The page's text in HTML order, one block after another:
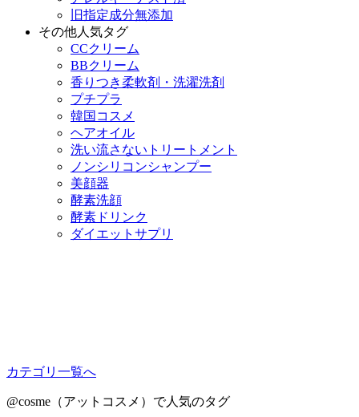
旧指定成分無添加
その他人気タグ
CCクリーム
BBクリーム
香りつき柔軟剤・洗濯洗剤
プチプラ
韓国コスメ
ヘアオイル
洗い流さないトリートメント
ノンシリコンシャンプー
美顔器
酵素洗顔
酵素ドリンク
ダイエットサプリ
カテゴリ一覧へ
@cosme（アットコスメ）で人気のタグ